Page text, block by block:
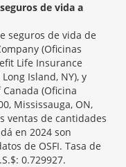
de vida a
seguros de vida de
(Oficinas
Life Insurance
Island, NY), y
(Oficina
Mississauga, ON,
ventas de cantidades
en 2024 son
de OSFI. Tasa de
0.729927.